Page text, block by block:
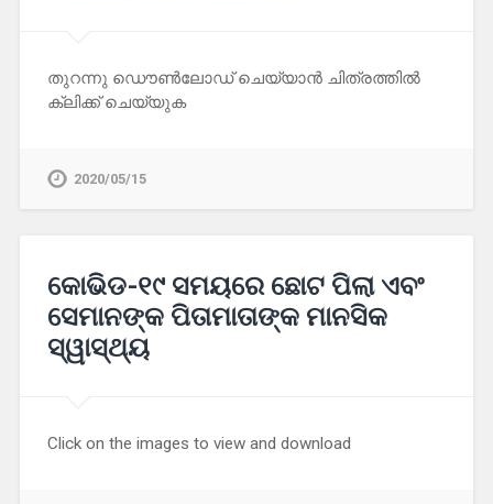
തുറന്നു ഡൌൺലോഡ് ചെയ്യാൻ ചിത്രത്തിൽ
ക്ലിക്ക് ചെയ്യുക
2020/05/15
କୋଭିଡ-୧୯ ସମୟରେ ଛୋଟ ପିଲା ଏବଂ
ସେମାନଙ୍କ ପିତାମାତାଙ୍କ ମାନସିକ
ସ୍ୱାସ୍ଥ୍ୟ
Click on the images to view and download